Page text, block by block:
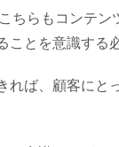
ちらもコンテン
とを意識する
れば、顧客にと